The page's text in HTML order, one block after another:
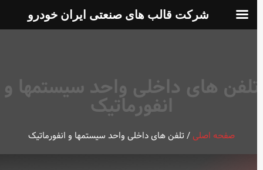
های داخلی واحد سیستمها و
انفورماتیک
صفحه اصلی/تلفن های داخلی واحد سیستمها و انفورماتیک
شرکت قالب های صنعتی ایران خودرو